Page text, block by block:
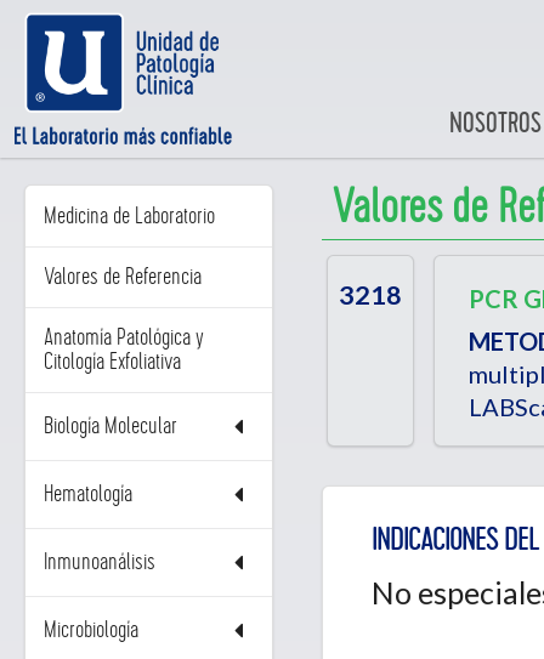
NOSOTROS
Medicina de Laboratorio
Valores de Referencia
Anatomía Patológica y
Citología Exfoliativa
Biología Molecular
Hematología
Inmunoanálisis
Microbiología
Valores de
3218
PCR
INDICACIONES
No